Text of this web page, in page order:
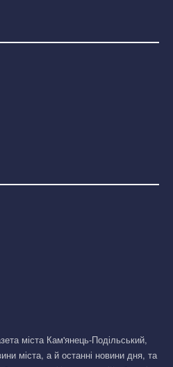
міста Кам'янець-Подільський,
міста, а й останні новини дня, та